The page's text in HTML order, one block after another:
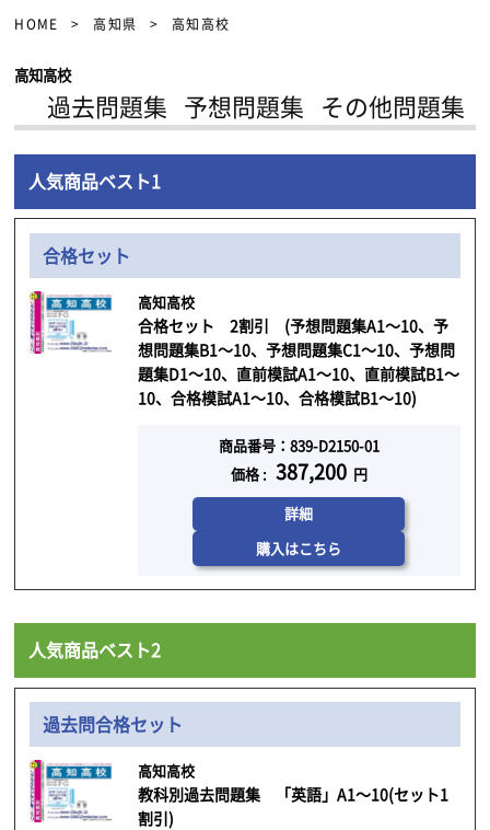
HOME 高知県 高知高校
高知高校
過去問題集 予想問題集 その他問題集
人気商品ベスト1
合格セット
高知高校
合格セット 2割引 (予想問題集A1～10、予
想問題集B1～10、予想問題集C1～10、予想問
題集D1～10、直前模試A1～10、直前模試B1～
10、合格模試A1～10、合格模試B1～10)
商品番号：839-D2150-01
価格 : 387,200 円
詳細
購入はこちら
人気商品ベスト2
過去問合格セット
高知高校
教科別過去問題集 「英語」A1～10(セット1
割引)